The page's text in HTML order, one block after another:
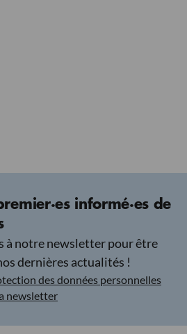
informé·es de
à notre newsletter pour être
dernières actualités !
des données personnelles
newsletter